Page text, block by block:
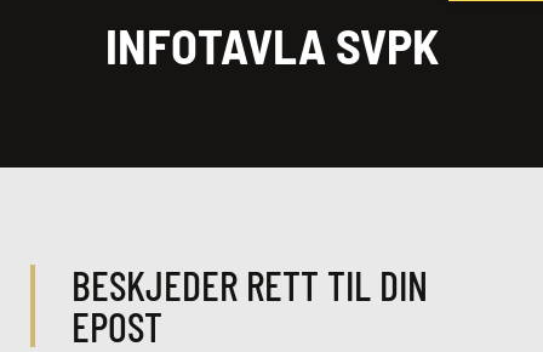
INFOTAVLA SVPK
BESKJEDER RETT TIL DIN
EPOST